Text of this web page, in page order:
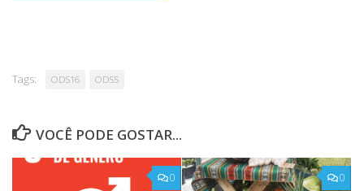
Tags: ODS16 ODS5
VOCÊ PODE GOSTAR...
0 0